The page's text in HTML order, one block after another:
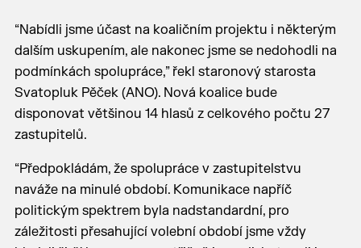
“Nabídli jsme účast na koaličním projektu i některým
dalším uskupením, ale nakonec jsme se nedohodli na
podmínkách spolupráce,” řekl staronový starosta
Svatopluk Pěček (ANO). Nová koalice bude
disponovat většinou 14 hlasů z celkového počtu 27
zastupitelů.
“Předpokládám, že spolupráce v zastupitelstvu
naváže na minulé období. Komunikace napříč
politickým spektrem byla nadstandardní, pro
záležitosti přesahující volební období jsme vždy